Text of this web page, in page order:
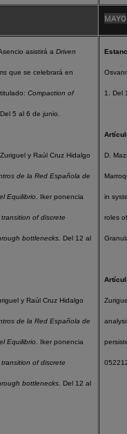
MAYO
asistirá a Driven
que se celebrará en
Compaction of
Del 5 al 6 de junio.
Zuriguel y Raúl Cruz Hidalgo
de la Red Española de
Equilibrio . Iker ponencia
of discrete
bottlenecks. Del 12 al
y Raúl Cruz Hidalgo
de la Red Española de
Equilibrio . Iker ponencia
of discrete
bottlenecks. Del 12 al
1. Del
D.
in
roles